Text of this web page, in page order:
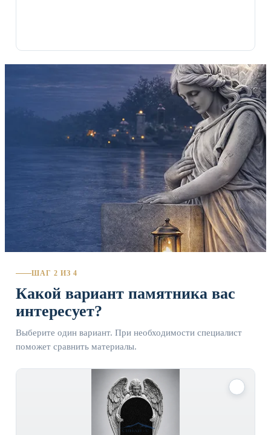
ШАГ 2 ИЗ 4
Какой вариант памятника вас
интересует?
Выберите один вариант. При необходимости специалист
поможет сравнить материалы.